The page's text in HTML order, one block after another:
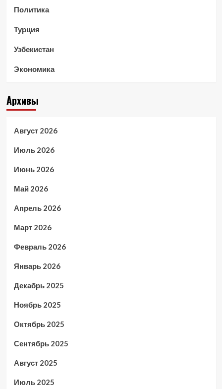
Политика
Турция
Узбекистан
Экономика
Архивы
Август 2026
Июль 2026
Июнь 2026
Май 2026
Апрель 2026
Март 2026
Февраль 2026
Январь 2026
Декабрь 2025
Ноябрь 2025
Октябрь 2025
Сентябрь 2025
Август 2025
Июль 2025